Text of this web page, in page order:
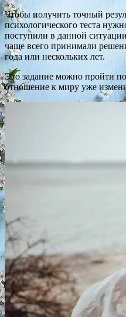
Чтобы получить точный
психологического теста
поступили в данной
чаще всего принимали
года или нескольких лет.
Это задание можно пройти
отношение к миру уже